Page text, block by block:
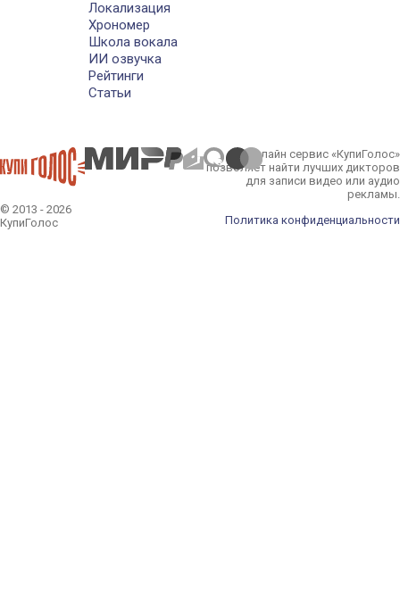
Локализация
Хрономер
Школа вокала
ИИ озвучка
Рейтинги
Статьи
© 2013 - 2026
КупиГолос
Онлайн сервис «КупиГолос»
позволяет найти лучших дикторов
для записи видео или аудио
рекламы.
Политика конфиденциальности